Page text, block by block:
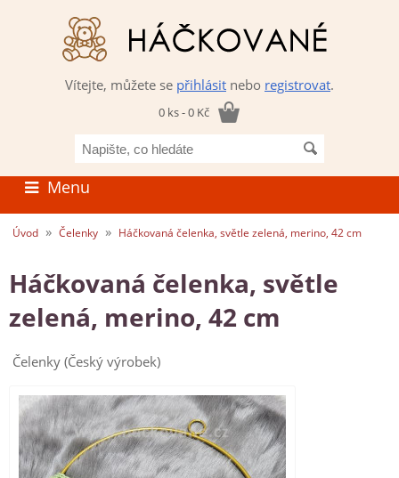
Vítejte, můžete se přihlásit nebo registrovat.
0 ks - 0 Kč
co
hledáte
Menu
Úvod » Čelenky » Háčkovaná čelenka, světle zelená, merino, 42 cm
Háčkovaná čelenka, světle
zelená, merino, 42 cm
Čelenky (Český výrobek)